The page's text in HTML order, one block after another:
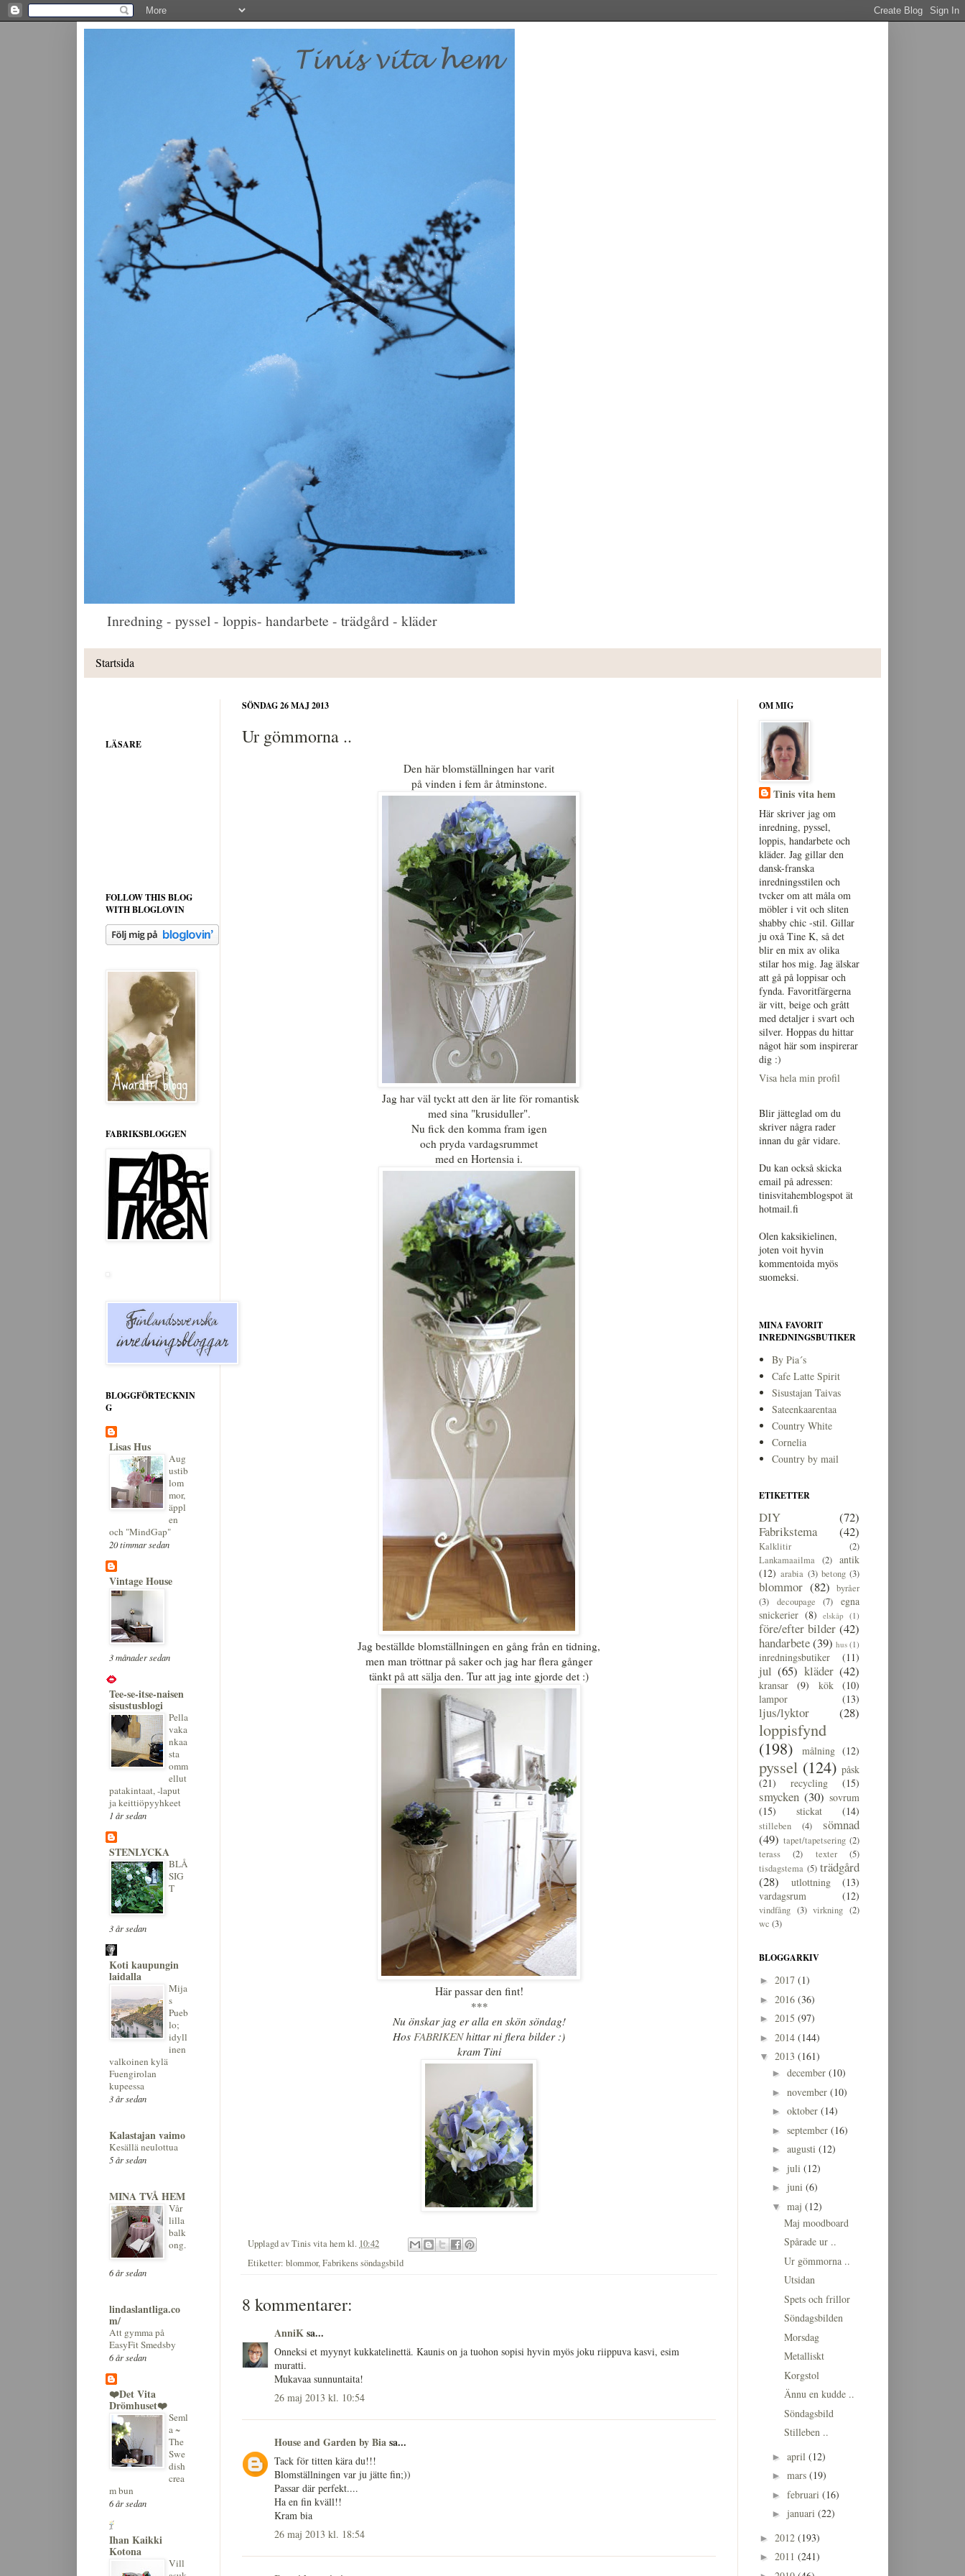
Inredning - pyssel - loppis- handarbete - trädgård - kläder
Startsida
SÖNDAG 26 MAJ 2013
Ur gömmorna ..
Den här blomställningen har varit
på vinden i fem år åtminstone.
Jag har väl tyckt att den är lite för romantisk
med sina "krusiduller".
Nu fick den komma fram igen
och pryda vardagsrummet
med en Hortensia i.
Jag beställde blomställningen en gång från en tidning,
men man tröttnar på saker och jag har flera gånger
tänkt på att sälja den. Tur att jag inte gjorde det :)
Här passar den fint!
***
Nu önskar jag er alla en skön söndag!
Hos FABRIKENhittar ni flera bilder :)
kram Tini
Upplagd avTinis vita hemkl. 10:42
Etiketter: blommor,Fabrikens söndagsbild
8 kommentarer:
AnniKsa...
Onneksi et myynyt kukkatelinettä. Kaunis on ja tuohon sopisi hyvin myös joku riippuva kasvi, esim
muratti.
Mukavaa sunnuntaita!
26 maj 2013 kl. 10:54
House and Garden by Biasa...
Tack för titten kära du!!!
Blomställningen var ju jätte fin;))
Passar där perfekt....
Ha en fin kväll!!
Kram bia
26 maj 2013 kl. 18:54
LÄSARE
FOLLOW THIS BLOG
WITH BLOGLOVIN
FABRIKSBLOGGEN
BLOGGFÖRTECKNIN
G
Lisas Hus
Aug
ustib
lom
mor,
äppl
en
och "MindGap"
20 timmar sedan
Vintage House
3 månader sedan
Tee-se-itse-naisen
sisustusblogi
Pella
vaka
nkaa
sta
omm
ellut
patakintaat, -laput
ja keittiöpyyhkeet
1 år sedan
STENLYCKA
BLÅ
SIG
T
3 år sedan
Koti kaupungin
laidalla
Mija
s
Pueb
lo;
idyll
inen
valkoinen kylä
Fuengirolan
kupeessa
3 år sedan
Kalastajan vaimo
Kesällä neulottua
5 år sedan
MINA TVÅ HEM
Vår
lilla
balk
ong.
6 år sedan
lindaslantliga.co
m/
Att gymma på
EasyFit Smedsby
6 år sedan
❤️Det Vita
Drömhuset❤️
Seml
a ~
The
Swe
dish
crea
m bun
6 år sedan
Ihan Kaikki
Kotona
Vill
OM MIG
Tinis vita hem
Här skriver jag om
inredning, pyssel,
loppis, handarbete och
kläder. Jag gillar den
dansk-franska
inredningsstilen och
tvcker om att måla om
möbler i vit och sliten
shabby chic -stil. Gillar
ju oxå Tine K, så det
blir en mix av olika
stilar hos mig. Jag älskar
att gå på loppisar och
fynda. Favoritfärgerna
är vitt, beige och grått
med detaljer i svart och
silver. Hoppas du hittar
något här som inspirerar
dig :)
Visa hela min profil
Blir jätteglad om du
skriver några rader
innan du går vidare.
Du kan också skicka
email på adressen:
tinisvitahemblogspot ät
hotmail.fi
Olen kaksikielinen,
joten voit hyvin
kommentoida myös
suomeksi.
MINA FAVORIT
INREDNINGSBUTIKER
By Pia´s
Cafe Latte Spirit
Sisustajan Taivas
Sateenkaarentaa
Country White
Cornelia
Country by mail
ETIKETTER
DIY
(72)
Fabrikstema
(42)
Kalklitir
(2)
Lankamaailma (2) antik
(12) arabia (3) betong (3)
blommor (82) byråer
(3)
decoupage (7)
egna
snickerier (8) elskåp (1)
före/efter bilder (42)
handarbete(39) hus (1)
inredningsbutiker (11)
jul (65) kläder (42)
kransar (9) kök
(10)
lampor
(13)
ljus/lyktor (28)
loppisfynd
(198)
målning (12)
pyssel (124) påsk
(21)
recycling (15)
smycken (30) sovrum
(15)
stickat (14)
stilleben (4)
sömnad
(49) tapet/tapetsering (2)
terass
(2) texter
(5)
tisdagstema (5) trädgård
(28)
utlottning
(13)
vardagsrum
(12)
vindfång (3) virkning (2)
wc (3)
BLOGGARKIV
► 2017 (1)
► 2016 (36)
► 2015 (97)
► 2014 (144)
▼ 2013 (161)
► december (10)
► november (10)
► oktober (14)
► september (16)
► augusti (12)
► juli (12)
► juni (6)
▼ maj (12)
Maj moodboard
Spårade ur ..
Ur gömmorna ..
Utsidan
Spets och frillor
Söndagsbilden
Morsdag
Metalliskt
Korgstol
Ännu en kudde ..
Söndagsbild
Stilleben ..
► april (12)
► mars (19)
► februari (16)
► januari (22)
► 2012 (193)
► 2011 (241)